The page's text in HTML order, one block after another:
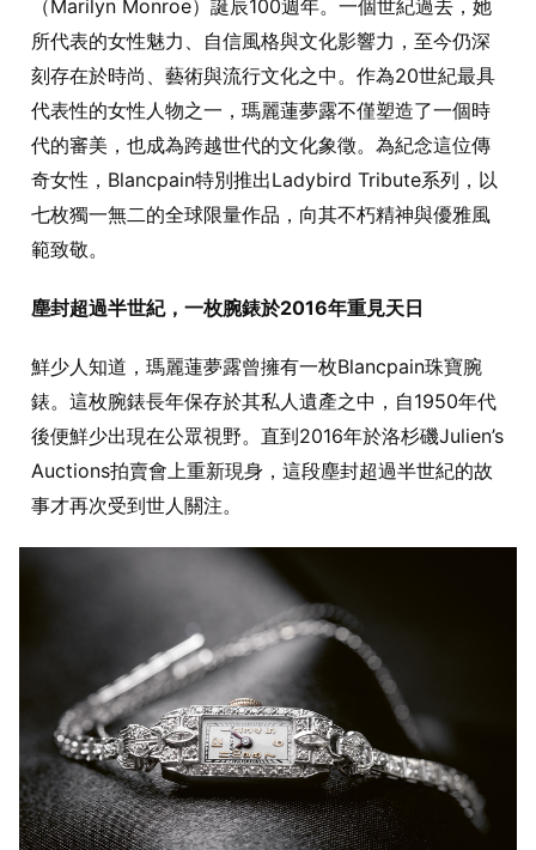
（Marilyn Monroe）誕辰100週年。一個世紀過去，她
所代表的女性魅力、自信風格與文化影響力，至今仍深
刻存在於時尚、藝術與流行文化之中。作為20世紀最具
代表性的女性人物之一，瑪麗蓮夢露不僅塑造了一個時
代的審美，也成為跨越世代的文化象徵。為紀念這位傳
奇女性，Blancpain特別推出Ladybird Tribute系列，以
七枚獨一無二的全球限量作品，向其不朽精神與優雅風
範致敬。
塵封超過半世紀，一枚腕錶於2016年重見天日
鮮少人知道，瑪麗蓮夢露曾擁有一枚Blancpain珠寶腕
錶。這枚腕錶長年保存於其私人遺產之中，自1950年代
後便鮮少出現在公眾視野。直到2016年於洛杉磯Julien’s
Auctions拍賣會上重新現身，這段塵封超過半世紀的故
事才再次受到世人關注。